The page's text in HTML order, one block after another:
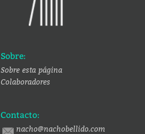
Sobre:
Sobre esta página
Colaboradores
Contacto:
nacho@nachobellido.com